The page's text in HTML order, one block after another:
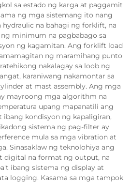
sa estado ng karga at paggamit
ng mga sistemang ito nang
hydraulic na bahagi ng forklift, na
minimum na pagbabago sa
ng kagamitan. Ang forklift load
ng maramihang punto
nakalagay sa loob ng
karaniwang nakamontar sa
at mast assembly. Ang mga
mayroong mga algorithm na
upang mapanatili ang
ibang kondisyon ng kapaligiran,
sistema ng pag-filter ay
mula sa mga vibration at
Sinasaklaw ng teknolohiya ang
digital na format ng output, na
ibang sistema ng display at
logging. Kasama sa mga tampok